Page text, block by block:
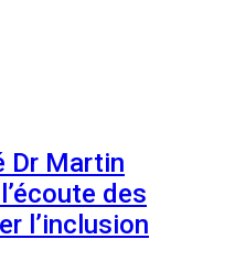
Dr Martin
des
l’inclusion